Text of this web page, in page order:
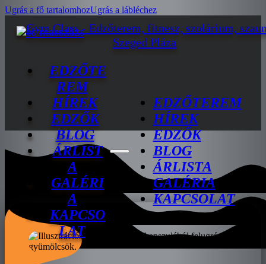
Ugrás a fő tartalomhozUgrás a lábléchez
EDZŐTE
REM
HÍREK
EDZŐK
BLOG
ÁRLIST
A
GALÉRI
A
KAPCSO
LAT
EDZŐTEREM
HÍREK
EDZŐK
BLOG
ÁRLISTA
GALÉRIA
KAPCSOLAT